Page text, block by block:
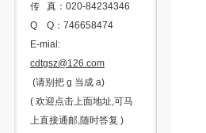
传 真：020-84234346
Q Q：746658474
E-mial:
cdtgsz@126.com
(请别把 g 当成 a)
( 欢迎点击上面地址,可马
上直接通邮,随时答复 )